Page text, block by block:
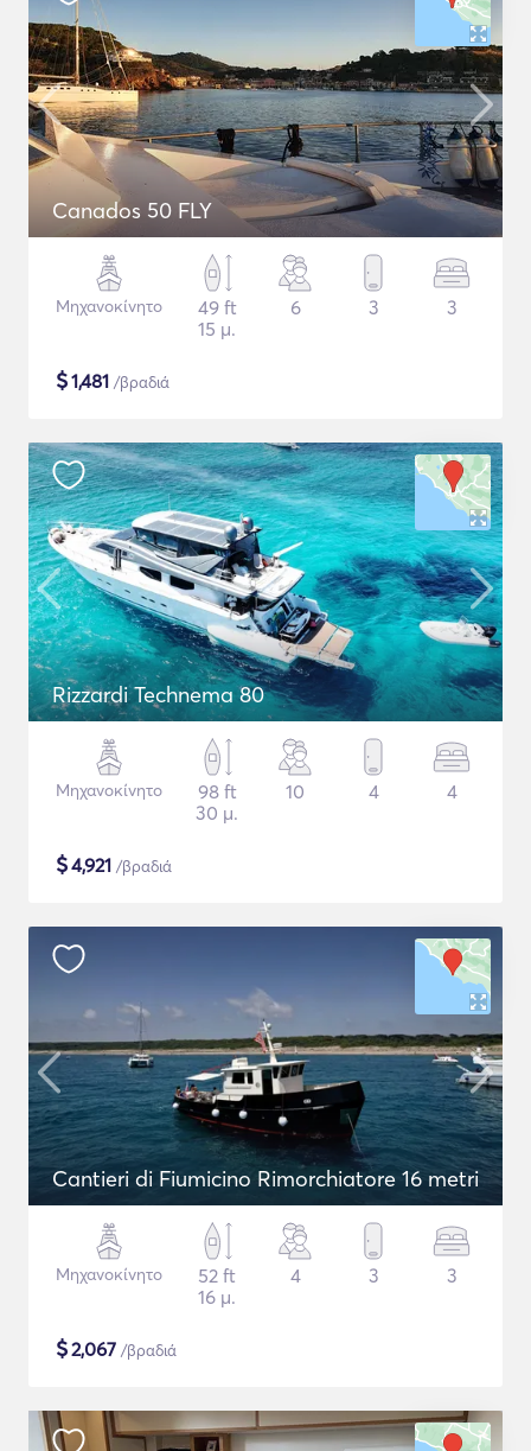
Canados 50 FLY
Μηχανοκίνητο
49 ft
15 μ.
6 3 3
$1,481 /βραδιά
Rizzardi Technema 80
Μηχανοκίνητο
98 ft
30 μ.
10 4 4
$4,921 /βραδιά
Cantieri di Fiumicino Rimorchiatore 16 metri
Μηχανοκίνητο
52 ft
16 μ.
4 3 3
$2,067 /βραδιά